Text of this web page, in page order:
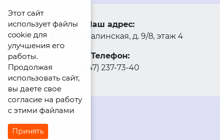
Наш адрес:
г. Уфа, ул. Бакалинская, д. 9/8, этаж 4
Телефон:
(347) 237-73-40
Этот сайт
использует файлы
cookie для
улучшения его
работы.
Продолжая
использовать сайт,
вы даете свое
согласие на работу
с этими файлами
Принять